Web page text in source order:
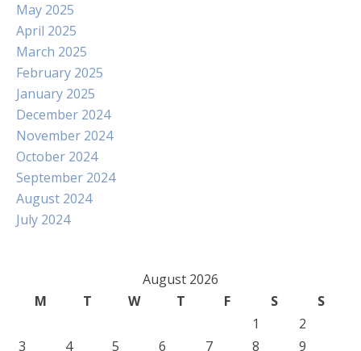
May 2025
April 2025
March 2025
February 2025
January 2025
December 2024
November 2024
October 2024
September 2024
August 2024
July 2024
August 2026
M
T W T F S
S
1
2
3
4 5 6 7 8 9